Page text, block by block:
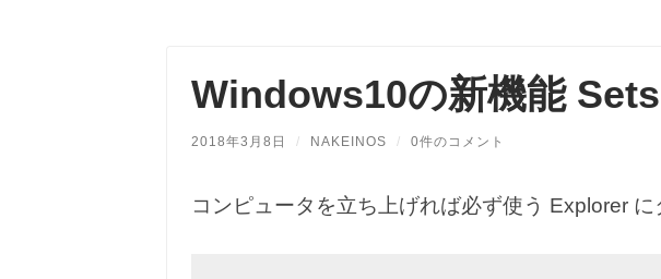
Windows10の新機能 Sets
2018年3月8日 / NAKEINOS / 0件のコメント
コンピュータを立ち上げれば必ず使う Explorer に